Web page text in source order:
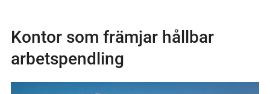
Kontor som främjar hållbar
arbetspendling